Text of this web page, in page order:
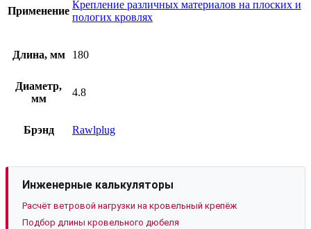
Применение
Крепление различных материалов на плоских и
пологих кровлях
Длина, мм 180
Диаметр,
мм
4.8
Брэнд Rawlplug
Инженерные калькуляторы
Расчёт ветровой нагрузки на кровельный крепёж
Подбор длины кровельного дюбеля